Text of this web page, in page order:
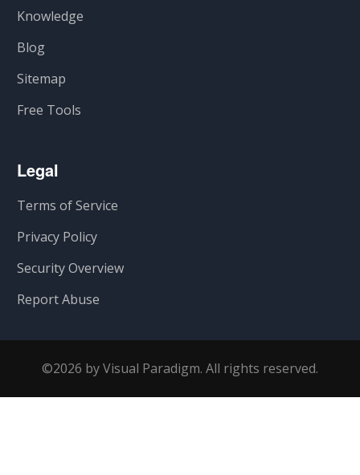
Knowledge
Blog
Sitemap
Free Tools
Legal
Terms of Service
Privacy Policy
Security Overview
Report Abuse
©2026 by Visual Paradigm. All rights reserved.